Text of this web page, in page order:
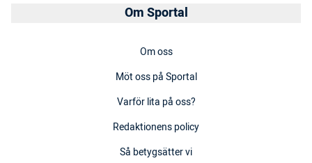
Om Sportal
Om oss
Möt oss på Sportal
Varför lita på oss?
Redaktionens policy
Så betygsätter vi